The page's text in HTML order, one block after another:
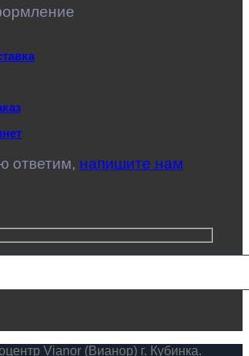
ответим, напишите нам
Vianor (Вианор) г. Кубинка.